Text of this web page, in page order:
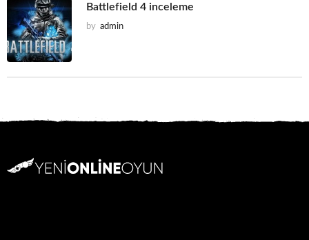
Battlefield 4 inceleme
by admin